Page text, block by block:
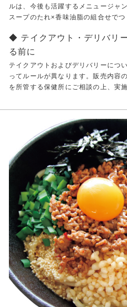
ルは、今後も活躍するメニュージャ
スープのたれ×香味油脂の組合せでつ
◆ テイクアウト・デリバリ
る前に
テイクアウトおよびデリバリーにつ
ってルールが異なります。販売内容
を所管する保健所にご相談の上、実